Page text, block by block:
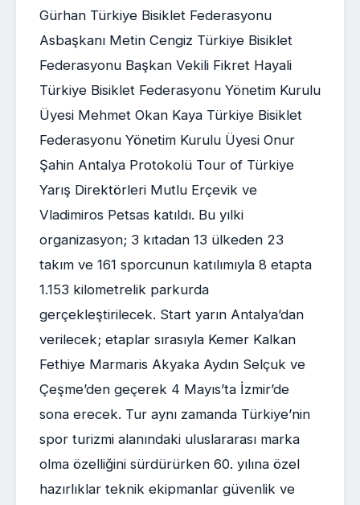
Gürhan Türkiye Bisiklet Federasyonu
Asbaşkanı Metin Cengiz Türkiye Bisiklet
Federasyonu Başkan Vekili Fikret Hayali
Türkiye Bisiklet Federasyonu Yönetim Kurulu
Üyesi Mehmet Okan Kaya Türkiye Bisiklet
Federasyonu Yönetim Kurulu Üyesi Onur
Şahin Antalya Protokolü Tour of Türkiye
Yarış Direktörleri Mutlu Erçevik ve
Vladimiros Petsas katıldı. Bu yılki
organizasyon; 3 kıtadan 13 ülkeden 23
takım ve 161 sporcunun katılımıyla 8 etapta
1.153 kilometrelik parkurda
gerçekleştirilecek. Start yarın Antalya’dan
verilecek; etaplar sırasıyla Kemer Kalkan
Fethiye Marmaris Akyaka Aydın Selçuk ve
Çeşme’den geçerek 4 Mayıs’ta İzmir’de
sona erecek. Tur aynı zamanda Türkiye’nin
spor turizmi alanındaki uluslararası marka
olma özelliğini sürdürürken 60. yılına özel
hazırlıklar teknik ekipmanlar güvenlik ve